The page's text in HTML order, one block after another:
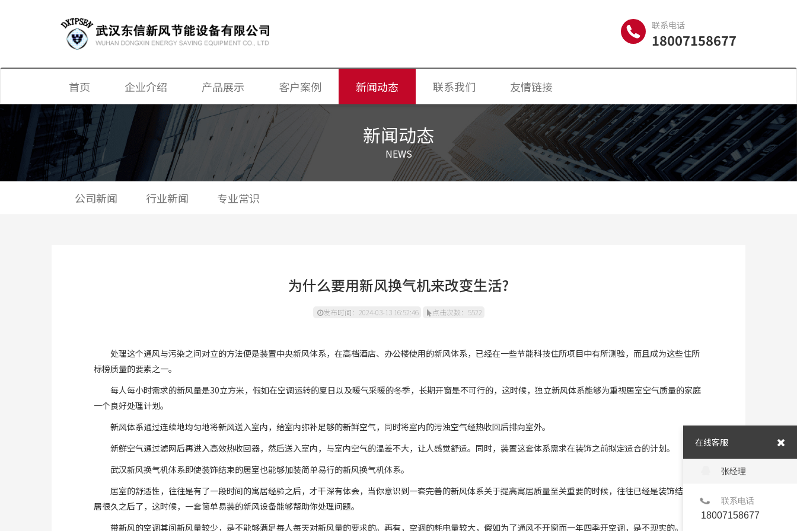
联系电话
18007158677
首页 企业介绍 产品展示
显热、全热新风换气机
单双向换气机
静音送风机
客户案例 新闻动态
行业新闻
专业常识
联系我们 友情链接
新闻动态
NEWS
公司新闻 行业新闻 专业常识
为什么要用新风换气机来改变生活?
发布时间：2024-03-13 16:52:46 点击次数：5522
处理这个通风与污染之间对立的方法便是装置中央新风体系，在高档酒店、办公楼使用的新风体系，已经在一些节能科技住所项目中有所测验，而且成为这些住所
标榜质量的要素之一。
每人每小时需求的新风量是30立方米，假如在空调运转的夏日以及暖气采暖的冬季，长期开窗是不可行的，这时候，独立新风体系能够为重视居室空气质量的家庭
一个良好处理计划。
新风体系通过连续地均匀地将新风送入室内，给室内弥补足够的新鲜空气，同时将室内的污浊空气经热收回后排向室外。
新鲜空气通过滤网后再进入高效热收回器，然后送入室内，与室内空气的温差不大，让人感觉舒适。同时，装置这套体系需求在装饰之前拟定适合的计划。
武汉新风换气机体系即使装饰结束的居室也能够加装简单易行的新风换气机体系。
居室的舒适性，往往是有了一段时间的寓居经验之后，才干深有体会，当你意识到一套完善的新风体系关于提高寓居质量至关重要的时候，往往已经是装饰结束寓
居很久之后了，这时候，一套简单易装的新风设备能够帮助你处理问题。
带新风的空调其间新风量较少，是不能够满足每人每天对新风量的要求的。再有，空调的耗电量较大，假如为了通风不开窗而一年四季开空调，是不现实的。
在线客服
张经理
联系电话
18007158677